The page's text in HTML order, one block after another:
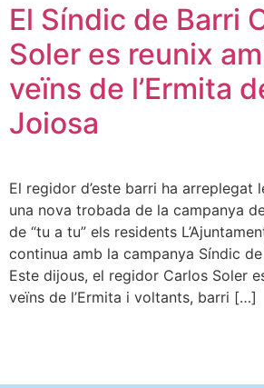
El Síndic de Barri
Soler es reunix
veïns de l’Ermita
Joiosa
El regidor d’este barri ha arreplegat
una nova trobada de la campanya
de “tu a tu” els residents
continua amb la campanya Síndic
Este dijous, el regidor Carlos Soler
veïns de l’Ermita i voltants, barri […]